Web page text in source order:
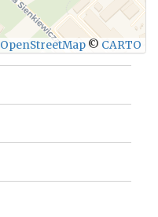
OpenStreetMap © CARTO